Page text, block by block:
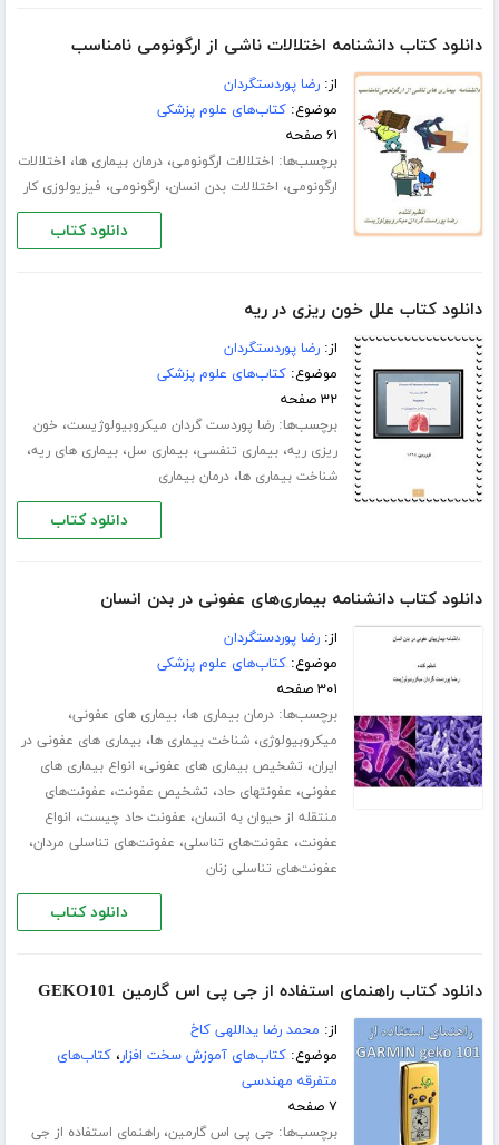
دانلود کتاب دانشنامه اختلالات ناشی از ارگونومی نامناسب
از:رضا پوردستگردان
موضوع:کتاب‌های علوم پزشکی
۶۱ صفحه
برچسب‌ها: اختلالات ارگونومی،درمان بیماری ها، اختلالات
ارگونومی، اختلالات بدن انسان، ارگونومی، فیزیولوزی کار
دانلود کتاب
دانلود کتاب علل خون ریزی در ریه
از:رضا پوردستگردان
موضوع:کتاب‌های علوم پزشکی
۳۲ صفحه
برچسب‌ها:رضا پوردست گردان میکروبیولوژیست، خون
ریزی ریه،بیماری تنفسی،بیماری سل،بیماری های ریه،
شناخت بیماری ها،درمان بیماری
دانلود کتاب
دانلود کتاب دانشنامه بیماری‌های عفونی در بدن انسان
از:رضا پوردستگردان
موضوع:کتاب‌های علوم پزشکی
۳۰۱ صفحه
برچسب‌ها:درمان بیماری ها،بیماری های عفونی،
میکروبیولوژی،شناخت بیماری ها،بیماری های عفونی در
ایران، تشخیص بیماری های عفونی، انواع بیماری های
عفونی، عفونتهای حاد، تشخیص عفونت، عفونت‌های
منتقله از حیوان به انسان، عفونت حاد چیست، انواع
عفونت، عفونت‌های تناسلی، عفونت‌های تناسلی مردان،
عفونت‌های تناسلی زنان
دانلود کتاب
دانلود کتاب راهنمای استفاده از جی پی اس گارمین GEKO101
از: محمد رضا یداللهی کاخ
موضوع:کتاب‌های آموزش سخت افزار،کتاب‌های
متفرقه مهندسی
۷ صفحه
برچسب‌ها: جی پی اس گارمین،راهنمای استفاده از جی